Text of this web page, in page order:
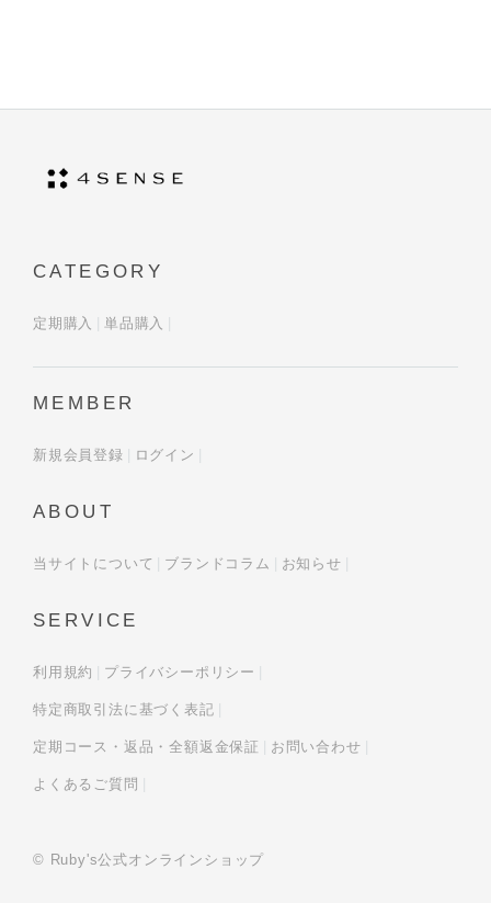
CATEGORY
定期購入 単品購入
MEMBER
新規会員登録 ログイン
ABOUT
当サイトについて ブランドコラム お知らせ
SERVICE
利用規約 プライバシーポリシー
特定商取引法に基づく表記
定期コース・返品・全額返金保証 お問い合わせ
よくあるご質問
© Ruby's公式オンラインショップ